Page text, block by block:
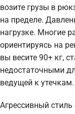
возите грузы в
на пределе.
нагрузке. Многие
ориентируясь на
вы весите 90+ кг,
недостаточными
ведущей к утечкам.
Агрессивный